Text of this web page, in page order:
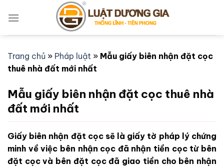
qua
Trang chủ » Pháp luật » Mẫu giấy biên nhận đặt cọc
thuê nhà đất mới nhất
Mẫu giấy biên nhận đặt cọc thuê nhà
đất mới nhất
Giấy biên nhận đặt cọc sẽ là giấy tờ pháp lý chứng
minh về việc bên nhận cọc đã nhận tiền cọc từ bên
đặt cọc và bên đặt cọc đã giao tiền cho bên nhận